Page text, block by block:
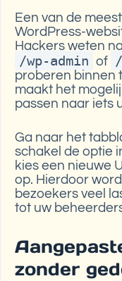
Een van de
WordPress-
Hackers weten
/wp-admin of
proberen binnen
maakt het
passen naar iets
Ga naar het
schakel de optie
kies een nieuwe
op. Hierdoor
bezoekers veel
tot uw
zonder